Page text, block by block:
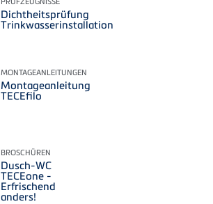
Dichtheitsprüfung
Trinkwasserinstallation
MONTAGEANLEITUNGEN
Montageanleitung
TECEfilo
BROSCHÜREN
Dusch-WC
TECEone -
Erfrischend
anders!